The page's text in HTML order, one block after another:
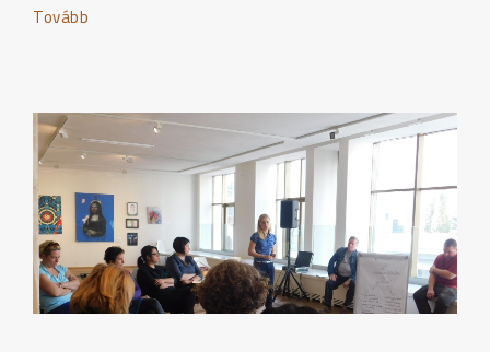
Tovább
Műhely
A
VIZUÁLIS
NEVELÉS
MŰHELYEI"